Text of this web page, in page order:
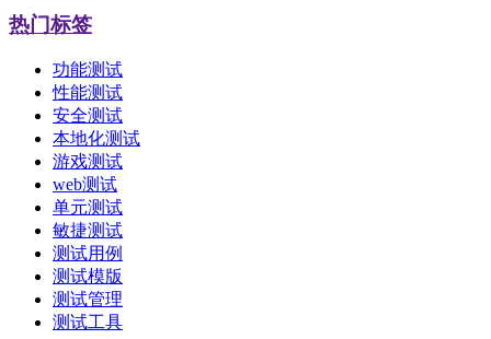
热门标签
功能测试
性能测试
安全测试
本地化测试
游戏测试
web测试
单元测试
敏捷测试
测试用例
测试模版
测试管理
测试工具